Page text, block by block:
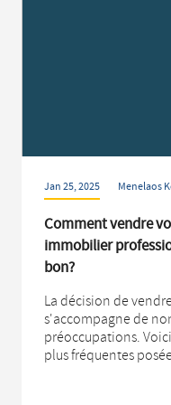
Jan 25, 2025 Menelaos
Comment vendre
immobilier
bon?
La décision de
s'accompagne de
préoccupations.
plus fréquentes